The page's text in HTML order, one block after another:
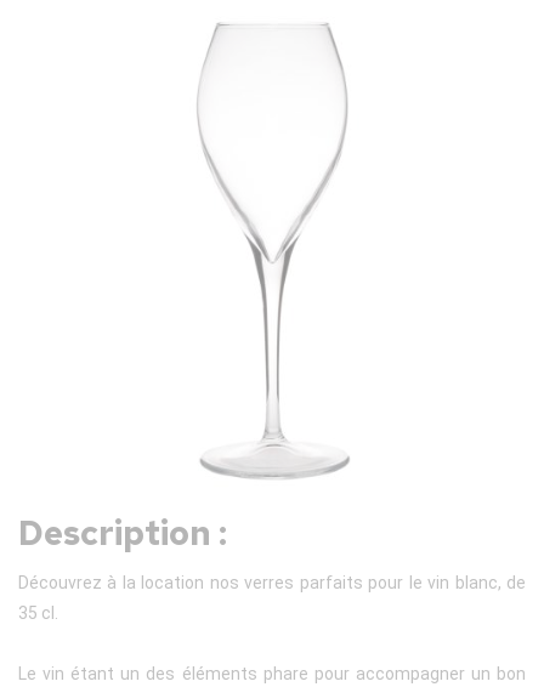
Description :
Découvrez à la location nos verres parfaits pour le vin blanc, de
35 cl.
Le vin étant un des éléments phare pour accompagner un bon